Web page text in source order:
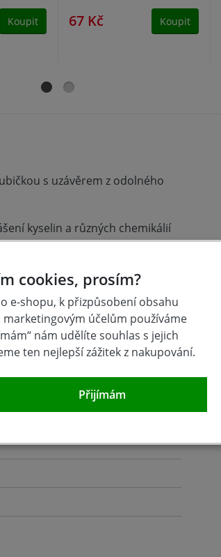
Koupit 67 Kč Koupit
s uzávěrem z odolného
kyselin a různých chemikálií
opatřenou uzávěrem
cookies, prosím?
e-shopu, k přizpůsobení obsahu
účelům používáme
nám udělíte souhlas s jejich
ten nejlepší zážitek z nakupování.
Přijímám